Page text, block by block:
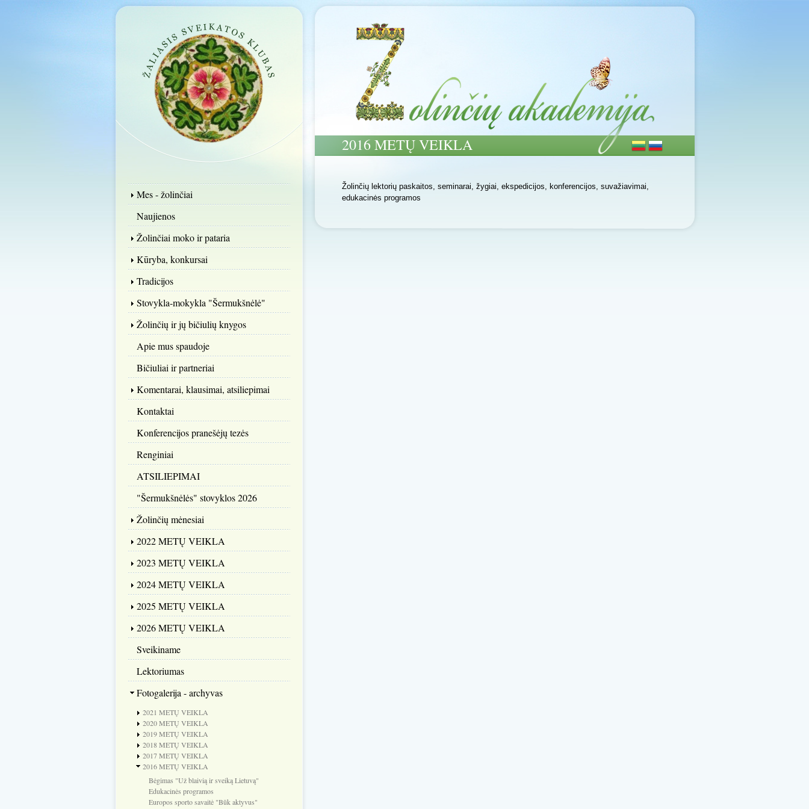
Mes - žolinčiai
Naujienos
Žolinčiai moko ir pataria
Kūryba, konkursai
Tradicijos
Stovykla-mokykla "Šermukšnėlė"
Žolinčių ir jų bičiulių knygos
Apie mus spaudoje
Bičiuliai ir partneriai
Komentarai, klausimai, atsiliepimai
Kontaktai
Konferencijos pranešėjų tezės
Renginiai
ATSILIEPIMAI
"Šermukšnėlės" stovyklos 2026
Žolinčių mėnesiai
2022 METŲ VEIKLA
2023 METŲ VEIKLA
2024 METŲ VEIKLA
2025 METŲ VEIKLA
2026 METŲ VEIKLA
Sveikiname
Lektoriumas
Fotogalerija - archyvas
2021 METŲ VEIKLA
2020 METŲ VEIKLA
2019 METŲ VEIKLA
2018 METŲ VEIKLA
2017 METŲ VEIKLA
2016 METŲ VEIKLA
Bėgimas "Už blaivią ir sveiką Lietuvą"
Edukacinės programos
Europos sporto savaitė "Būk aktyvus"
2016 METŲ VEIKLA
Žolinčių lektorių paskaitos, seminarai, žygiai, ekspedicijos, konferencijos, suvažiavimai,
edukacinės programos